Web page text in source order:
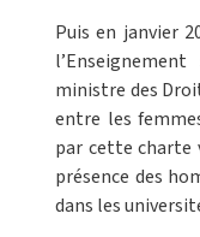
Puis en janvier
ministre des
entre les
par cette charte
présence des
dans les